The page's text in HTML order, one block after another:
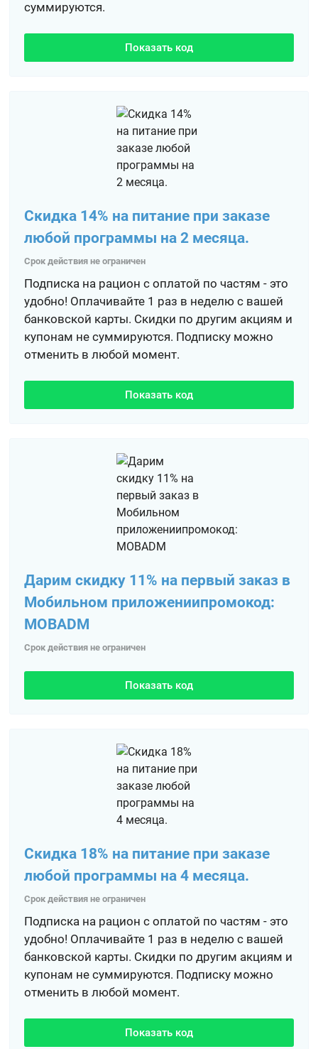
суммируются.
Показать код
Скидка 14% на питание при заказе
любой программы на 2 месяца.
Срок действия не ограничен
Подписка на рацион с оплатой по частям - это
удобно! Оплачивайте 1 раз в неделю с вашей
банковской карты. Скидки по другим акциям и
купонам не суммируются. Подписку можно
отменить в любой момент.
Показать код
Дарим скидку 11% на первый заказ в
Мобильном приложениипромокод:
MOBADM
Срок действия не ограничен
Показать код
Скидка 18% на питание при заказе
любой программы на 4 месяца.
Срок действия не ограничен
Подписка на рацион с оплатой по частям - это
удобно! Оплачивайте 1 раз в неделю с вашей
банковской карты. Скидки по другим акциям и
купонам не суммируются. Подписку можно
отменить в любой момент.
Показать код